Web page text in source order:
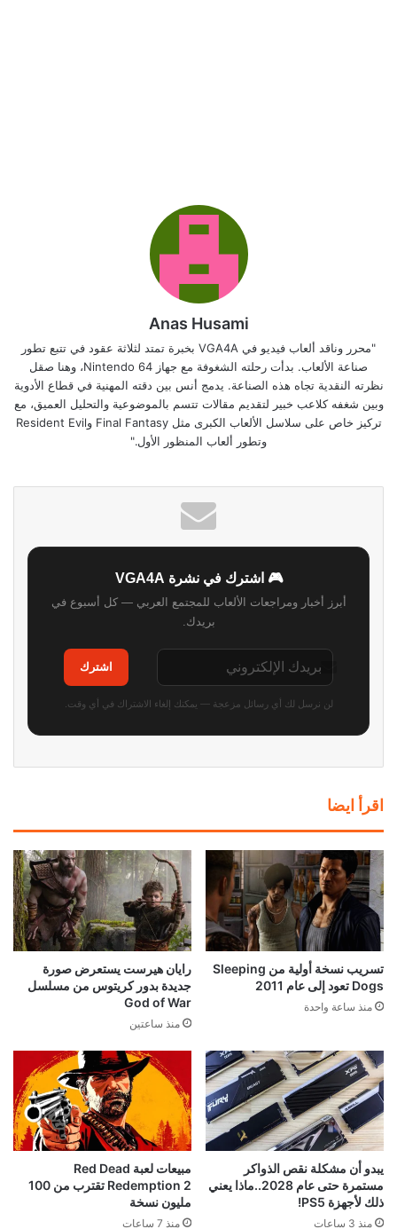
Anas Husami
"محرر وناقد ألعاب فيديو في VGA4A بخبرة تمتد لثلاثة عقود في تتبع تطور
صناعة الألعاب. بدأت رحلته الشغوفة مع جهاز Nintendo 64، وهنا صقل
نظرته النقدية تجاه هذه الصناعة. يدمج أنس بين دقته المهنية في قطاع الأدوية
وبين شغفه كلاعب خبير لتقديم مقالات تتسم بالموضوعية والتحليل العميق، مع
تركيز خاص على سلاسل الألعاب الكبرى مثل Final Fantasy وResident Evil
وتطور ألعاب المنظور الأول."
🎮 اشترك في نشرة VGA4A
أبرز أخبار ومراجعات الألعاب للمجتمع العربي — كل أسبوع في
بريدك.
اشترك
لن نرسل لك أي رسائل مزعجة — يمكنك إلغاء الاشتراك في أي وقت.
اقرأ ايضا
تسريب نسخة أولية من Sleeping
Dogs تعود إلى عام 2011
منذ ساعة واحدة
رايان هيرست يستعرض صورة
جديدة بدور كريتوس من مسلسل
God of War
منذ ساعتين
يبدو أن مشكلة نقص الذواكر
مستمرة حتى عام 2028..ماذا يعني
ذلك لأجهزة PS5!
منذ 3 ساعات
مبيعات لعبة Red Dead
Redemption 2 تقترب من 100
مليون نسخة
منذ 7 ساعات